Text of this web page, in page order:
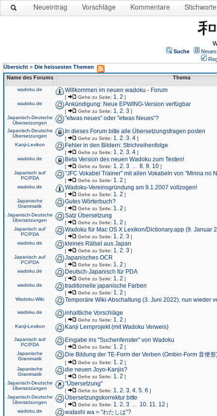
Neueintrag Vorschläge Kommentare Stichworte
Suche
Übersicht » Die heissesten Themen
Name des Forums
Thema
wadoku.de Willkommen im neuen wadoku - Forum
[ Gehe zu Seite: 1 2 ]
wadoku.de
Ankündigung: Neue EPWING-Version verfügbar
[ Gehe zu Seite: 1 2 3 ]
Japanisch-Deutsche
Übersetzungen
"etwas neues" oder "etwas Neues"?
Japanisch-Deutsche
Übersetzungen
In dieses Forum bitte alle Übersetzungsfragen posten
[ Gehe zu Seite: 1 2 3 4 ]
Kanji-Lexikon
Fehler in den Bildern: Strichreihenfolge
[ Gehe zu Seite: 1 2 3 4 ]
wadoku.de
Beta Version des neuen Wadoku zum Testen!
[ Gehe zu Seite: 1 2 3 8 9 10 ]
Japanisch auf
PC/PDA
"JFC Vokabel Trainer" mit allen Vokabeln von "Minna no
[ Gehe zu Seite: 1 2 ]
wadoku.de
Wadoku-Vereinsgründung am 9.1.2007 vollzogen!
[ Gehe zu Seite: 1 2 ]
Japanische
Grammatik
Gutes Wörterbuch?
[ Gehe zu Seite: 1 2 ]
Japanisch-Deutsche
Übersetzungen
Satz Übersetzung
[ Gehe zu Seite: 1 2 ]
Japanisch auf
PC/PDA
Wadoku für Mac OS X Lexikon/Dictionary.app (9. Januar
[ Gehe zu Seite: 1 2 3 ]
wadoku.de
kleines Rätsel aus Japan
[ Gehe zu Seite: 1 2 3 ]
Japanisch auf
PC/PDA
Japanisches OCR
[ Gehe zu Seite: 1 2 ]
wadoku.de
Deutsch-Japanisch für PDA
[ Gehe zu Seite: 1 2 ]
wadoku.de
traditionelle japanische Farben
[ Gehe zu Seite: 1 2 ]
Wadoku-Wiki
Temporäre Wiki-Abschaltung (3. Juni 2022), nun wieder
wadoku.de inhaltliche Vorschläge
[ Gehe zu Seite: 1 2 ]
Kanji-Lexikon
Kanji Lernprojekt (mit Wadoku Verweis)
Japanisch auf
PC/PDA
Eingabe ins "Suchenfenster" von Wadoku
[ Gehe zu Seite: 1 2 ]
Japanische
Grammatik
Die Bildung der TE-Form der Verben (Ombin-Form 音便形
[ Gehe zu Seite: 1 2 ]
Japanische
Grammatik
die neuen Joyo-Kanjis?
[ Gehe zu Seite: 1 2 ]
Japanisch-Deutsche
Übersetzungen
"Übersetzung"
[ Gehe zu Seite: 1 2 3 4 5 6 ]
Japanisch-Deutsche
Übersetzungen
Übersetzungskorrektur bitte
[ Gehe zu Seite: 1 2 3 10 11 12 ]
wadoku.de
watashi wa = "わたしは"?